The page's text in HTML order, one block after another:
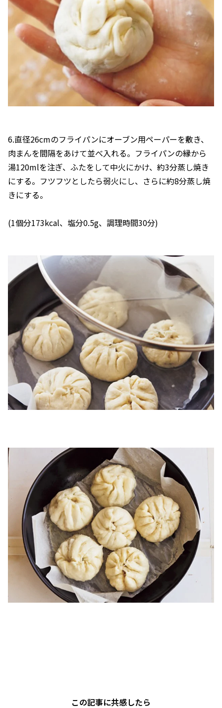
6.直径26cmのフライパンにオーブン用ペーパーを敷き、
肉まんを間隔をあけて並べ入れる。フライパンの縁から
湯120mlを注ぎ、ふたをして中火にかけ、約3分蒸し焼き
にする。フツフツとしたら弱火にし、さらに約8分蒸し焼
きにする。
(1個分173kcal、塩分0.5g、調理時間30分)
この記事に共感したら